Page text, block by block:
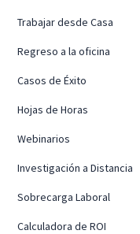
Trabajar desde Casa
Regreso a la oficina
Casos de Éxito
Hojas de Horas
Webinarios
Investigación a Distancia
Sobrecarga Laboral
Calculadora de ROI